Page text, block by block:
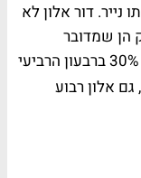
שקל מאותו נייר. דור אלון לא
הן שמדובר
שטסה 30% ברבעון הרביעי
גם אלון רבוע